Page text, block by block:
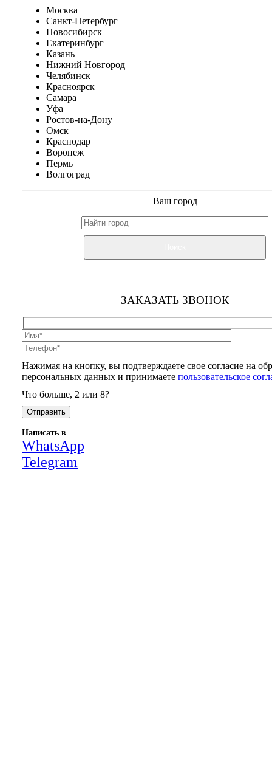
Москва
Санкт-Петербург
Новосибирск
Екатеринбург
Казань
Нижний Новгород
Челябинск
Красноярск
Самара
Уфа
Ростов-на-Дону
Омск
Краснодар
Воронеж
Пермь
Волгоград
Ваш город
ЗАКАЗАТЬ ЗВОНОК
Нажимая на кнопку, вы подтверждаете свое согласие на
персональных данных и принимаете пользовательское
Что больше, 2 или 8?
Написать в
WhatsApp
Telegram